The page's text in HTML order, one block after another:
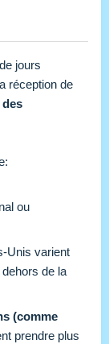
jours
réception de
des
ou
Unis varient
de la
(comme
prendre plus